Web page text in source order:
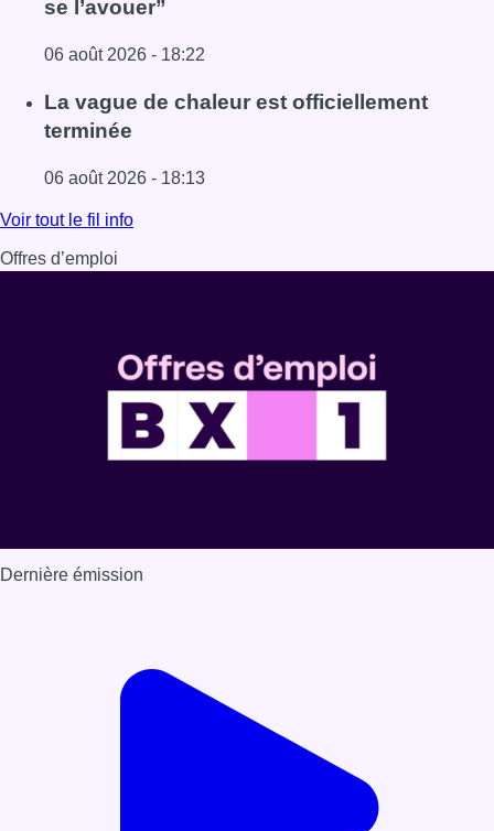
se l’avouer”
06 août 2026 - 18:22
Lire l'article À Bruxelles, le blocus s’invite dans des lieux
La vague de chaleur est officiellement
terminée
06 août 2026 - 18:13
Lire l'article La vague de chaleur est officiellement
Voir tout le fil info
Offres d’emploi
Dernière émission